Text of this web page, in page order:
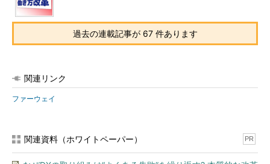
過去の連載記事が 67 件あります
関連リンク
ファーウェイ
関連資料（ホワイトペーパー） PR